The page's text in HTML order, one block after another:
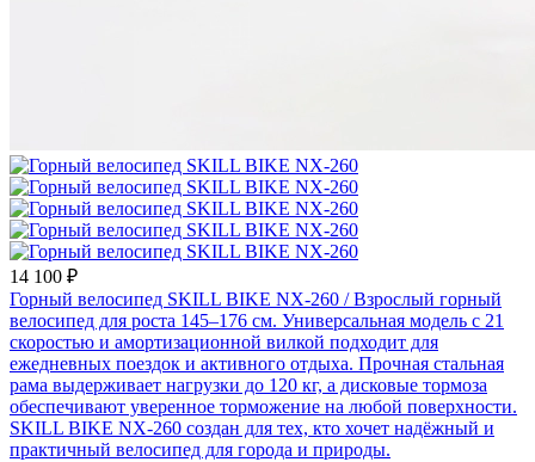
14 100 ₽
Горный велосипед SKILL BIKE NX-260 / Взрослый горный
велосипед для роста 145–176 см. Универсальная модель с 21
скоростью и амортизационной вилкой подходит для
ежедневных поездок и активного отдыха. Прочная стальная
рама выдерживает нагрузки до 120 кг, а дисковые тормоза
обеспечивают уверенное торможение на любой поверхности.
SKILL BIKE NX-260 создан для тех, кто хочет надёжный и
практичный велосипед для города и природы.